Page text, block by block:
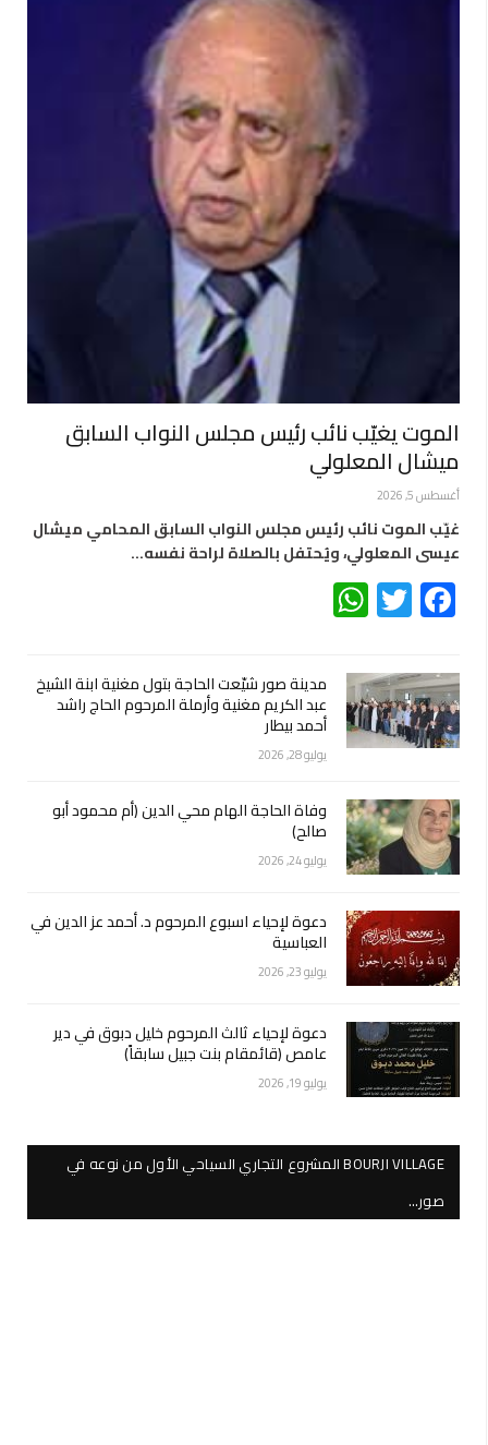
الموت يغيّب نائب رئيس مجلس النواب السابق
ميشال المعلولي
أغسطس 5, 2026
غيّب الموت نائب رئيس مجلس النواب السابق المحامي ميشال
عيسى المعلولي، ويُحتفل بالصلاة لراحة نفسه…
Facebook
Twitter
مدينة صور شيّعت الحاجة بتول مغنية ابنة الشيخ
عبد الكريم مغنية وأرملة المرحوم الحاج راشد
أحمد بيطار
يوليو 28, 2026
وفاة الحاجة الهام محي الدين (أم محمود أبو
صالح)
يوليو 24, 2026
دعوة لإحياء اسبوع المرحوم د. أحمد عز الدين في
العباسية
يوليو 23, 2026
دعوة لإحياء ثالث المرحوم خليل دبوق في دير
عامص (قائمقام بنت جبيل سابقاً)
يوليو 19, 2026
BOURJI VILLAGE المشروع التجاري السياحي الأول من نوعه في
صور…